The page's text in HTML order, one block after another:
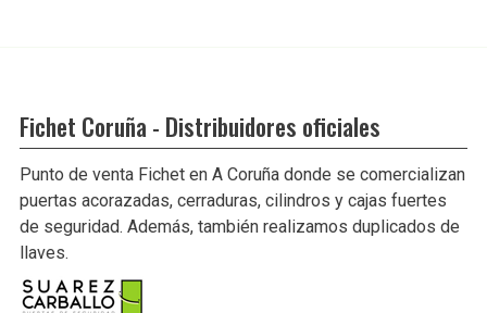
Fichet Coruña - Distribuidores oficiales
Punto de venta Fichet en A Coruña donde se comercializan
puertas acorazadas, cerraduras, cilindros y cajas fuertes
de seguridad. Además, también realizamos duplicados de
llaves.